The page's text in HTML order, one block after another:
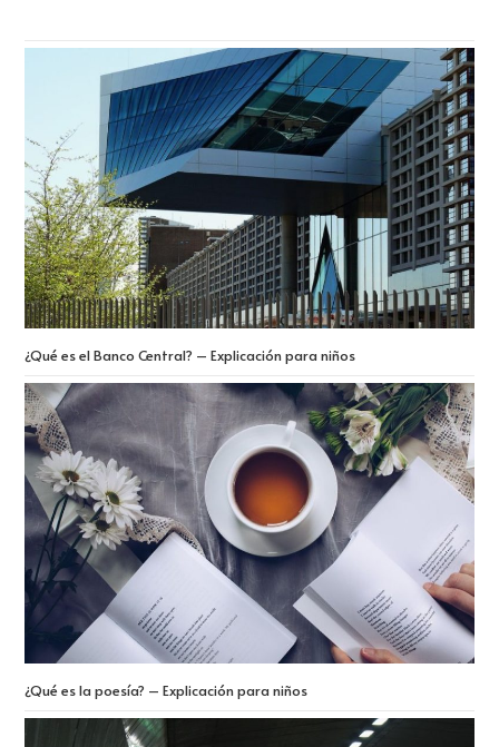
¿Qué es el Banco Central? – Explicación para niños
¿Qué es la poesía? – Explicación para niños